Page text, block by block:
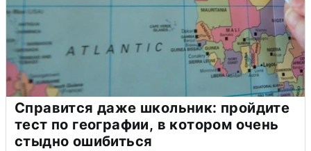
Справится даже школьник: пройдите
тест по географии, в котором очень
стыдно ошибиться